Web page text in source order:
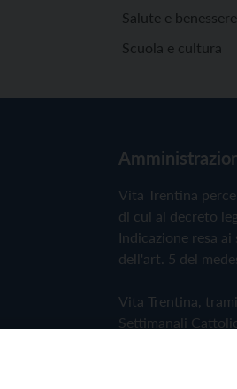
Salute e benessere
Scuola e cultura
Vita Trentina
di cui al decreto
Indicazione resa
dell'art. 5 del
Vita Trentina,
Settimanali